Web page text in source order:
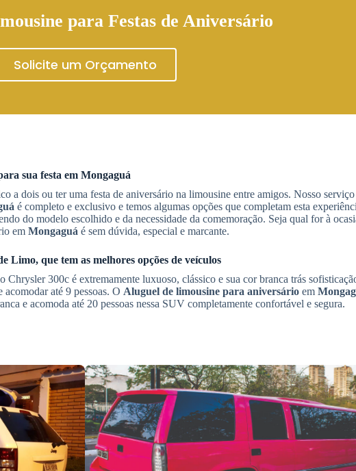
para Festas de Aniversário
Solicite um Orçamento
sua festa em Mongaguá
a dois ou ter uma festa de aniversário na limousine entre amigos. Nosso
é completo e exclusivo e temos algumas opções que completam esta
do modelo escolhido e da necessidade da comemoração. Seja qual for à
em Mongaguá é sem dúvida, especial e marcante.
Limo, que tem as melhores opções de veículos
Chrysler 300c é extremamente luxuoso, clássico e sua cor branca trás
até 9 pessoas. O Aluguel de limousine para aniversário em
e acomoda até 20 pessoas nessa SUV completamente confortável e segura.